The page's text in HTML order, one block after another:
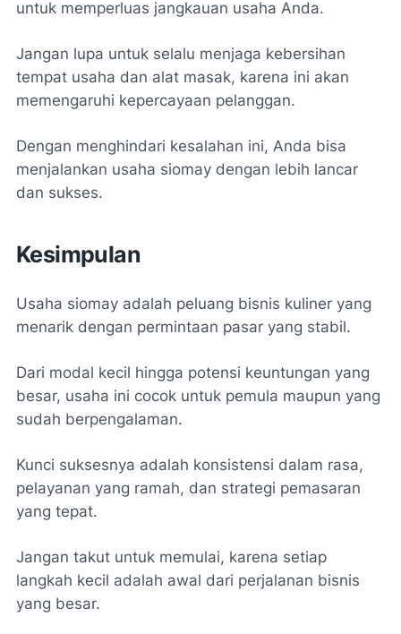
untuk memperluas jangkauan usaha Anda.
Jangan lupa untuk selalu menjaga kebersihan
tempat usaha dan alat masak, karena ini akan
memengaruhi kepercayaan pelanggan.
Dengan menghindari kesalahan ini, Anda bisa
menjalankan usaha siomay dengan lebih lancar
dan sukses.
Kesimpulan
Usaha siomay adalah peluang bisnis kuliner yang
menarik dengan permintaan pasar yang stabil.
Dari modal kecil hingga potensi keuntungan yang
besar, usaha ini cocok untuk pemula maupun yang
sudah berpengalaman.
Kunci suksesnya adalah konsistensi dalam rasa,
pelayanan yang ramah, dan strategi pemasaran
yang tepat.
Jangan takut untuk memulai, karena setiap
langkah kecil adalah awal dari perjalanan bisnis
yang besar.